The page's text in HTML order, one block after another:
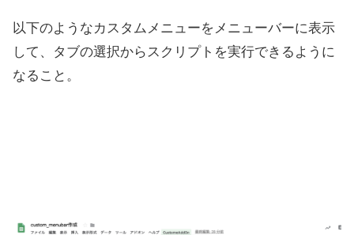
以下のようなカスタムメニューをメニューバーに表示
して、タブの選択からスクリプトを実行できるように
なること。